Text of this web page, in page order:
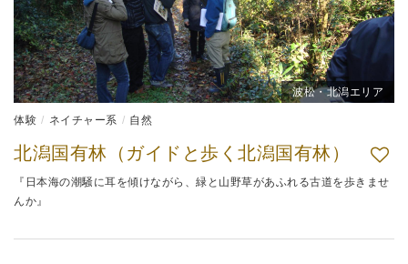
波松・北潟エリア
体験 ネイチャー系 自然
北潟国有林（ガイドと歩く北潟国有林）
『日本海の潮騒に耳を傾けながら、緑と山野草があふれる古道を歩きませ
んか』